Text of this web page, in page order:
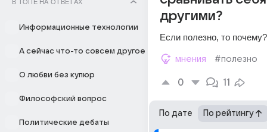
В ТОПЕ НА ОТВЕТАХ
Информационные технологии
А сейчас что-то совсем другое
О любви без купюр
Философский вопрос
Политические дебаты
другими?
Если полезно, то почему?
мнения #полезно
0 11
По дате По рейтингу